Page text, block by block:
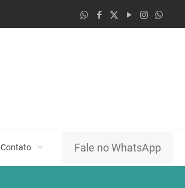
Contato Fale no WhatsApp